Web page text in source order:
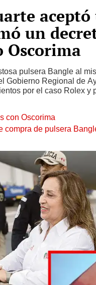
aceptó
un
pulsera Bangle al
Gobierno Regional de
por el caso Rolex y
con Oscorima
compra de pulsera